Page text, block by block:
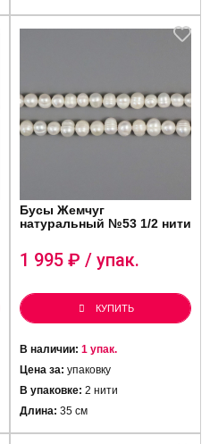
Бусы Жемчуг
натуральный №53 1/2 нити
1 995 ₽ / упак.
КУПИТЬ
В наличии: 1 упак.
Цена за: упаковку
В упаковке: 2 нити
Длина: 35 см